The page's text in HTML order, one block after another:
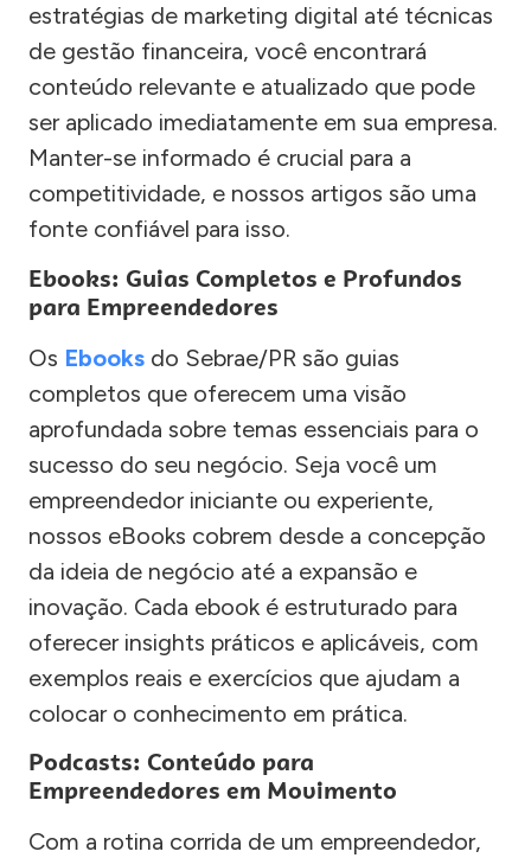
estratégias de marketing digital até técnicas
de gestão financeira, você encontrará
conteúdo relevante e atualizado que pode
ser aplicado imediatamente em sua empresa.
Manter-se informado é crucial para a
competitividade, e nossos artigos são uma
fonte confiável para isso.
Ebooks: Guias Completos e Profundos
para Empreendedores
Os Ebooks do Sebrae/PR são guias
completos que oferecem uma visão
aprofundada sobre temas essenciais para o
sucesso do seu negócio. Seja você um
empreendedor iniciante ou experiente,
nossos eBooks cobrem desde a concepção
da ideia de negócio até a expansão e
inovação. Cada ebook é estruturado para
oferecer insights práticos e aplicáveis, com
exemplos reais e exercícios que ajudam a
colocar o conhecimento em prática.
Podcasts: Conteúdo para
Empreendedores em Movimento
Com a rotina corrida de um empreendedor,